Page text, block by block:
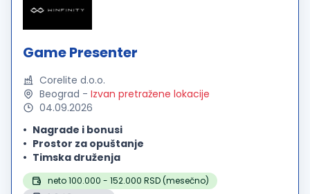
Game Presenter
Corelite d.o.o.
Beograd - Izvan pretražene lokacije
04.09.2026
Nagrade i bonusi
Prostor za opuštanje
Timska druženja
neto 100.000 - 152.000 RSD (mesečno)